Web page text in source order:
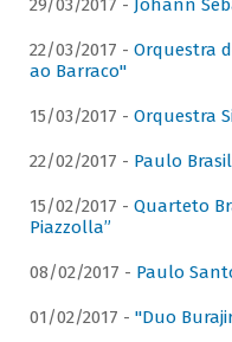
29/03/2017 - Johann
22/03/2017 - Orquestra
ao Barraco"
15/03/2017 - Orquestra
22/02/2017 - Paulo
15/02/2017 - Quarteto
Piazzolla”
08/02/2017 - Paulo
01/02/2017 - "Duo